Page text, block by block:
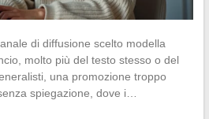
di diffusione scelto modella
molto più del testo stesso o del
una promozione troppo
spiegazione, dove i…